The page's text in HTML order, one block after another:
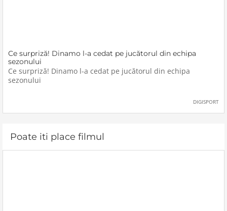
Ce surpriză! Dinamo l-a cedat pe jucătorul din echipa
sezonului
Ce surpriză! Dinamo l-a cedat pe jucătorul din echipa
sezonului
DIGISPORT
Poate iti place filmul